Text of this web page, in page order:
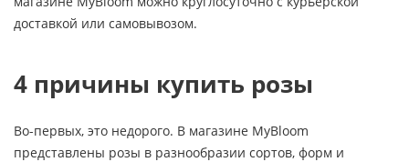
доставкой или самовывозом.
4 причины купить розы
Во-первых, это недорого. В магазине MyBloom
представлены розы в разнообразии сортов, форм и